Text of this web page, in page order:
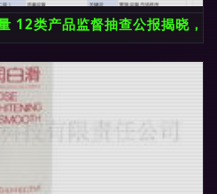
12类产品监督抽查公报揭晓，